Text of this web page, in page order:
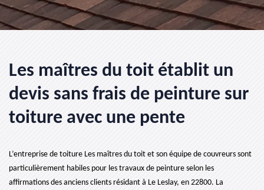
Les maîtres du toit établit un
devis sans frais de peinture sur
toiture avec une pente
L’entreprise de toiture Les maîtres du toit et son équipe de couvreurs sont
particulièrement habiles pour les travaux de peinture selon les
affirmations des anciens clients résidant à Le Leslay, en 22800. La